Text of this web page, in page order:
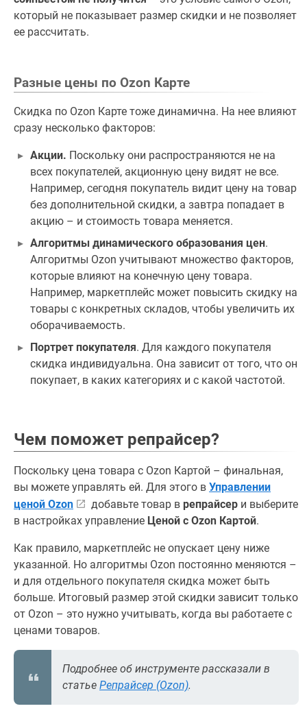
который не показывает размер скидки и не позволяет
ее рассчитать.
Разные цены по Ozon Карте
Скидка по Ozon Карте тоже динамична. На нее влияют
сразу несколько факторов:
Акции. Поскольку они распространяются не на
всех покупателей, акционную цену видят не все.
Например, сегодня покупатель видит цену на товар
без дополнительной скидки, а завтра попадает в
акцию – и стоимость товара меняется.
Алгоритмы динамического образования цен.
Алгоритмы Ozon учитывают множество факторов,
которые влияют на конечную цену товара.
Например, маркетплейс может повысить скидку на
товары с конкретных складов, чтобы увеличить их
оборачиваемость.
Портрет покупателя. Для каждого покупателя
скидка индивидуальна. Она зависит от того, что он
покупает, в каких категориях и с какой частотой.
Чем поможет репрайсер?
Поскольку цена товара с Ozon Картой – финальная,
вы можете управлять ей. Для этого в Управлении
ценой Ozon
добавьте товар в репрайсер и выберите
в настройках управление Ценой c Ozon Картой.
Как правило, маркетплейс не опускает цену ниже
указанной. Но алгоритмы Ozon постоянно меняются –
и для отдельного покупателя скидка может быть
больше. Итоговый размер этой скидки зависит только
от Ozon – это нужно учитывать, когда вы работаете с
ценами товаров.
Подробнее об инструменте рассказали в
статье Репрайсер (Ozon).